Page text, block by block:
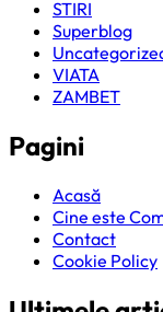
STIRI
Superblog
VIATA
ZAMBET
Pagini
Acasă
Cine este
Contact
Cookie Policy